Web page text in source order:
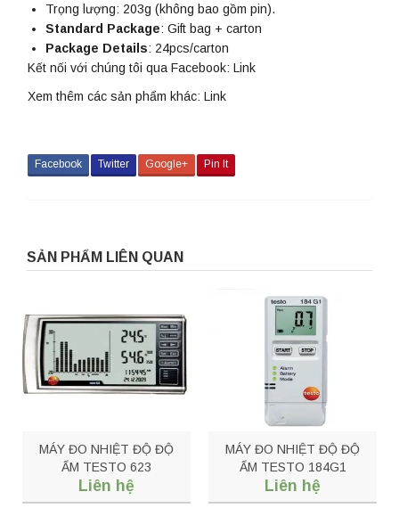
Trọng lượng: 203g (không bao gồm pin).
Standard Package: Gift bag + carton
Package Details: 24pcs/carton
Kết nối với chúng tôi qua Facebook: Link
Xem thêm các sản phẩm khác: Link
Facebook Twitter Google+ Pin It
SẢN PHẨM LIÊN QUAN
MÁY ĐO NHIỆT ĐỘ ĐỘ
ẨM TESTO 623
Liên hệ
MÁY ĐO NHIỆT ĐỘ ĐỘ
ẨM TESTO 184G1
Liên hệ